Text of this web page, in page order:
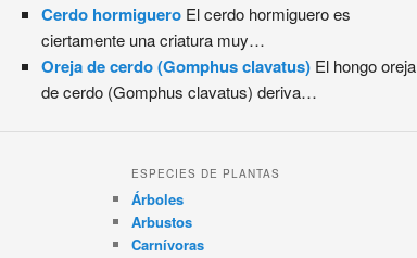
Cerdo hormiguero El cerdo hormiguero es
ciertamente una criatura muy…
Oreja de cerdo (Gomphus clavatus) El hongo oreja
de cerdo (Gomphus clavatus) deriva…
ESPECIES DE PLANTAS
Árboles
Arbustos
Carnívoras